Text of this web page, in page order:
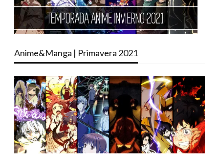
Anime&Manga | Primavera 2021